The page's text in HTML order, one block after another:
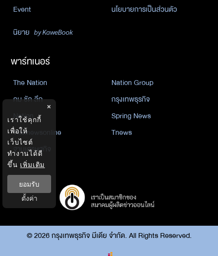
Event
นโยบายการเป็นส่วนตัว
นิยาย by KaweBook
พาร์ทเนอร์
The Nation
Nation Group
คม ชัด ลึก
กรุงเทพธุรกิจ
Nation
Spring News
Thainewsonline
Tnews
ฐานเศรษฐกิจ
©2026กรุงเทพธุรกิจ มีเดีย จำกัด. All Rights Reserved.
×
เราใช้คุกกี้
เพื่อให้
เว็บไซต์
ทำงานได้ดี
ขึ้น เพิ่มเติม
ยอมรับ
ตั้งค่า